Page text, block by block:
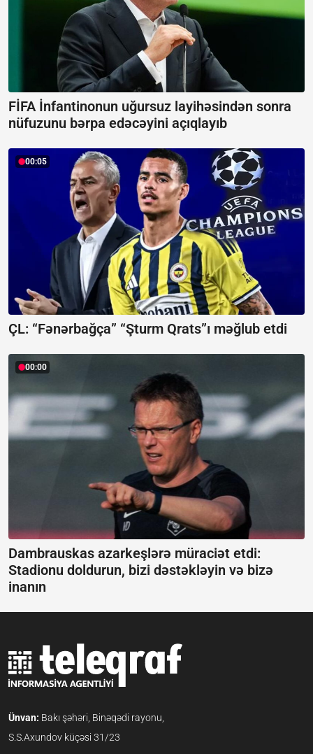
FİFA İnfantinonun uğursuz layihəsindən sonra
nüfuzunu bərpa edəcəyini açıqlayıb
00:05
ÇL: “Fənərbağça” “Şturm Qrats”ı məğlub etdi
00:00
Dambrauskas azarkeşlərə müraciət etdi:
Stadionu doldurun, bizi dəstəkləyin və bizə
inanın
Ünvan: Bakı şəhəri, Binəqədi rayonu,
S.S.Axundov küçəsi 31/23